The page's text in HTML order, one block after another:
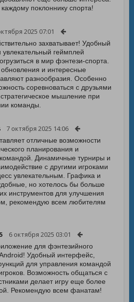
поклоннику спорта!
2025 07:01
захватывает! Удобный
геймплей
в мир фэнтези-спорта.
и интересные
разнообразия. Особенно
соревноваться с друзьями
мышление при
команды.
7 октября 2025 14:06
отличные возможности
планирования и
Динамичные турниры и
с другими игроками
увлекательным. Графика и
но хотелось бы больше
инструментов для улучшения
рекомендую всем любителям
6 октября 2025 03:01
для фэнтезийного
Удобный интерфейс,
для управления командой
Возможность общаться с
делает игру еще более
Рекомендую всем фанатам!